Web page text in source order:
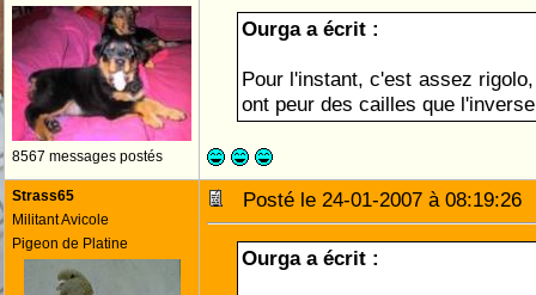
8567 messages postés
Ourga a écrit :
Pour l'instant, c'est assez
ont peur des cailles que
Strass65
Militant Avicole
Pigeon de Platine
Posté le 24-01-2007 à
Ourga a écrit :